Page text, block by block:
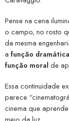
Pense na cena
o campo, no rosto
da mesma
a função dramática
função moral de
Essa continuidade
parece
cinema que